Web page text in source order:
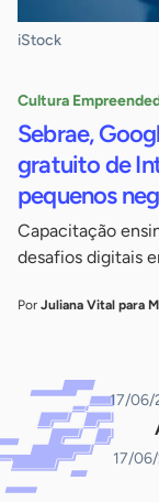
iStock
Cultura
Sebrae,
gratuito de
pequenos
Capacitação
desafios digitais
Por Juliana Vital para
17/06/
17/06/